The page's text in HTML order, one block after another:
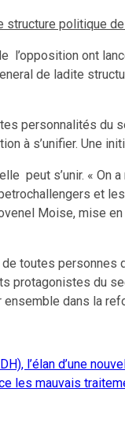
structure politique
ont
de ladite
personnalités du
à s’unifier. Une
peut s’unir. «
et
Moise, mise
toutes
protagonistes du
dans la
l’élan d’une
les mauvais